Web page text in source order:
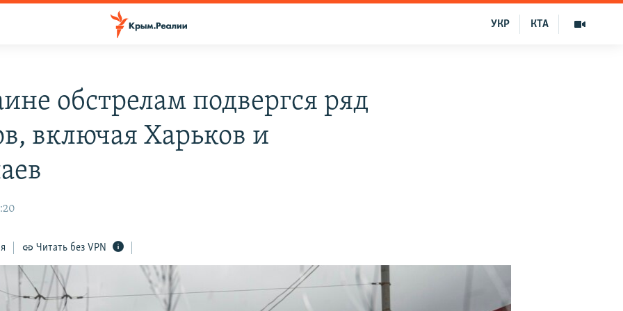
КТА
УКР
обстрелам подвергся ряд
включая Харьков и
Читать без VPN